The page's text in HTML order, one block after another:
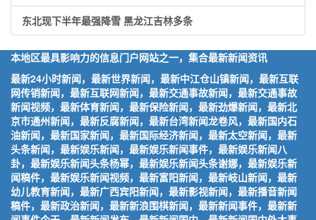
东北现下半年最强降雪 黑龙江吉林多条
本地区最具影响力的信息门户网站之一，集合最新新闻资讯
最新24小时新闻，最新世界新闻，最新中江仓山镇新闻，最新互联
网传销新闻，最新互联网新闻，最新交通事故新闻，最新交通事故
新闻视频，最新体育新闻，最新保险新闻，最新劲爆新闻，最新北
京市通州新闻，最新反腐新闻，最新台湾新闻龙卷风，最新国内石
油新闻，最新国家新闻，最新国际经济新闻，最新太空新闻，最新
头条新闻，最新娱乐新闻，最新娱乐新闻事件，最新娱乐新闻八
卦，最新娱乐新闻头条杨幂，最新娱乐新闻头条谢娜，最新娱乐新
闻稿件，最新娱乐新闻视频，最新富阳新闻，最新岐山新闻，最新
幼儿教育新闻，最新广西宾阳新闻，最新影视新闻，最新播音新闻
稿件，最新政治新闻，最新新浪围棋新闻，最新新闻事件，最新新